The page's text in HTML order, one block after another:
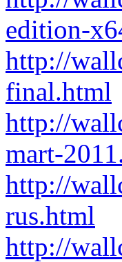
edition-
http://
final.html
http://
mart-
http://
rus.html
http://